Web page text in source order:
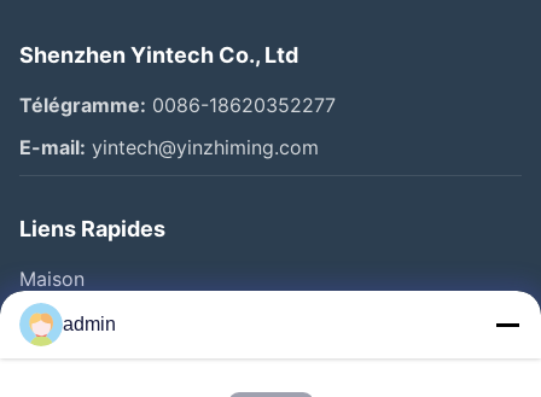
Shenzhen Yintech Co., Ltd
Télégramme: 0086-18620352277
E-mail: yintech@yinzhiming.com
Liens Rapides
Maison
Produits
Vidéos
admin